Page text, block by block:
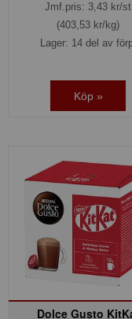
Jmf.pris: 3,43 kr/st
(403,53 kr/kg)
Lager: 14 del av
Köp »
Dolce Gusto